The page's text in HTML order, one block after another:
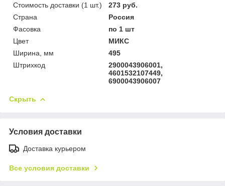
Стоимость доставки (1 шт.)
273 руб.
Страна
Россия
Фасовка
по 1 шт
Цвет
МИКС
Ширина, мм
495
Штрихкод
2900043906001,
4601532107449,
6900043906007
Скрыть
Условия доставки
Доставка курьером
Все условия доставки